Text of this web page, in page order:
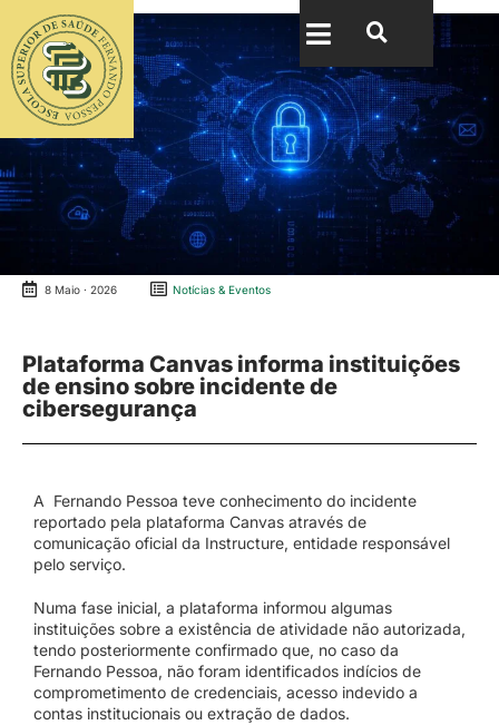
8 Maio · 2026 Notícias & Eventos
Plataforma Canvas informa instituições
de ensino sobre incidente de
cibersegurança
A Fernando Pessoa teve conhecimento do incidente
reportado pela plataforma Canvas através de
comunicação oficial da Instructure, entidade responsável
pelo serviço.
Numa fase inicial, a plataforma informou algumas
instituições sobre a existência de atividade não autorizada,
tendo posteriormente confirmado que, no caso da
Fernando Pessoa, não foram identificados indícios de
comprometimento de credenciais, acesso indevido a
contas institucionais ou extração de dados.